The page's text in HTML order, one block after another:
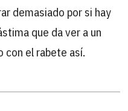
demasiado por si hay
que da ver a un
con el rabete así.